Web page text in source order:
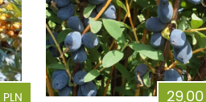
PLN
29,00